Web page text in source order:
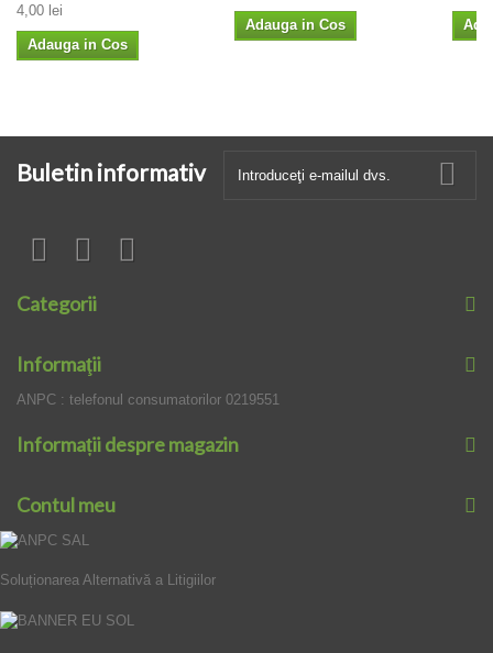
4,00 lei
Adauga in Cos
Adauga in Cos
Buletin informativ
Categorii
Informaţii
ANPC : telefonul consumatorilor 0219551
Informații despre magazin
Contul meu
Soluționarea Alternativă a Litigiilor